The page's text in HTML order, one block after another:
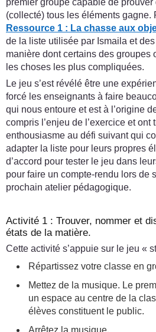
premier groupe capable de prouver
(collecté) tous les éléments gagne.
Ressource 1 : La chasse aux
de la liste utilisée par Ismaila et
manière dont certains des groupes
les choses les plus compliquées.
Le jeu s’est révélé être une
forcé les enseignants à faire
qui nous entoure et est à l’origine
compris l’enjeu de l’exercice et ont
enthousiasme au défi suivant qui
adapter la liste pour leurs propres
d’accord pour tester le jeu dans
pour faire un compte-rendu lors de
prochain atelier pédagogique.
Activité 1 : Trouver, nommer et
états de la matière.
Cette activité s’appuie sur le jeu «
Répartissez votre classe en
Mettez de la musique. Le
un espace au centre de la
élèves constituent le public.
Arrêtez la musique.